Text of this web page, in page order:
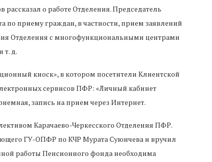
о работе Отделения. Председатель
по приему граждан, в частности, прием заявлений
Отделения с многофункциональными центрами
т. д.
киоск», в котором посетители Клиентской
сервисов ПФР: «Личный кабинет
запись на прием через Интернет.
Карачаево-Черкесского Отделения ПФР.
ГУ-ОПФР по КЧР Мурата Суюнчева и вручил
работы Пенсионного фонда необходима